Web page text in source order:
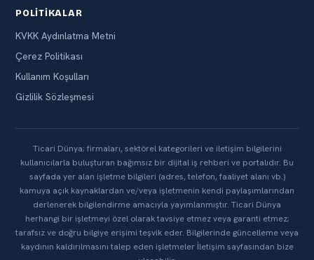
POLITIKALAR
KVKK Aydınlatma Metni
Çerez Politikası
Kullanım Koşulları
Gizlilik Sözleşmesi
Ticari Dünya; firmaları, sektörel kategorileri ve iletişim bilgilerini
kullanıcılarla buluşturan bağımsız bir dijital iş rehberi ve portalıdır. Bu
sayfada yer alan işletme bilgileri (adres, telefon, faaliyet alanı vb.)
kamuya açık kaynaklardan ve/veya işletmenin kendi paylaşımlarından
derlenerek bilgilendirme amacıyla yayımlanmıştır. Ticari Dünya
herhangi bir işletmeyi özel olarak tavsiye etmez veya garanti etmez;
tarafsız ve doğru bilgiye erişimi teşvik eder. Bilgilerinde güncelleme veya
kaydının kaldırılmasını talep eden işletmeler İletişim sayfasından bize